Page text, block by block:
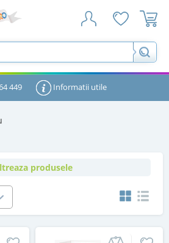
449 Informatii utile
produsele